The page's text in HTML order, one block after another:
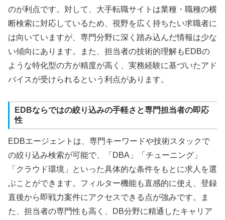
のが利点です。対して、大手転職サイトは業種・職種の横
断検索に対応しているため、視野を広く持ちたい求職者に
は向いていますが、専門分野に深く踏み込んだ情報は少な
い傾向にあります。また、担当者の技術的理解もEDBの
ような特化型の方が精度が高く、実務経験に基づいたアド
バイスが受けられるという利点があります。
EDBならではの絞り込みの手軽さと専門担当者の即応
性
EDBエージェントは、専門キーワードや技術スタックで
の絞り込み検索が可能で、「DBA」「チューニング」
「クラウド環境」といった具体的な条件をもとに求人を選
ぶことができます。フィルター機能も直感的に使え、登録
直後から即戦力案件にアクセスできる点が強みです。ま
た、担当者の専門性も高く、DB分野に精通したキャリア